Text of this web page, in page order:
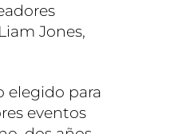
Jones,
elegido para
eventos